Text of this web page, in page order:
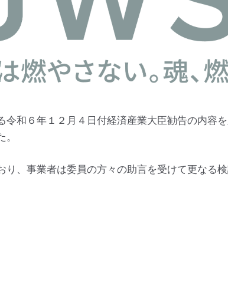
令和６年１２月４日付経済産業大臣勧告の内容
、事業者は委員の方々の助言を受けて更なる